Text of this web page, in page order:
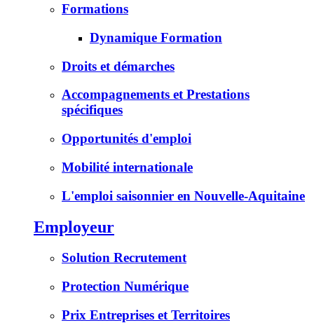
Formations
Dynamique Formation
Droits et démarches
Accompagnements et Prestations
spécifiques
Opportunités d'emploi
Mobilité internationale
L'emploi saisonnier en Nouvelle-Aquitaine
Employeur
Solution Recrutement
Protection Numérique
Prix Entreprises et Territoires